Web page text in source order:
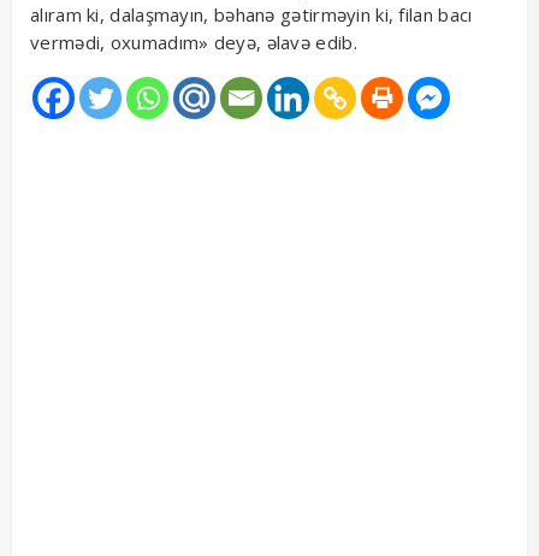
alıram ki, dalaşmayın, bəhanə gətirməyin ki, filan bacı
vermədi, oxumadım» deyə, əlavə edib.